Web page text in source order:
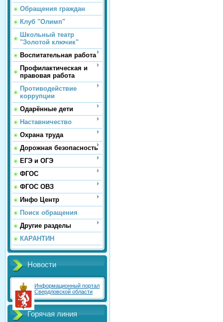
Обращения граждан
Клуб "Олимп"
Школьный театр
"Золотой ключик"
Воспитательная работа
Профилактическая и
правовая работа
Противодействие
коррупции
Одарённые дети
Наставничество
Охрана труда
Дорожная безопасность
ЕГЭ и ОГЭ
ФГОС
ФГОС ОВЗ
Инфо Центр
Поиск обращения
Другие разделы
КАРАНТИН
Новости
Информационный портал
Свердловской области
Горячая линия